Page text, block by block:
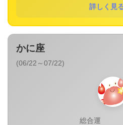
詳しく見
かに座
(06/22～07/22)
総合運